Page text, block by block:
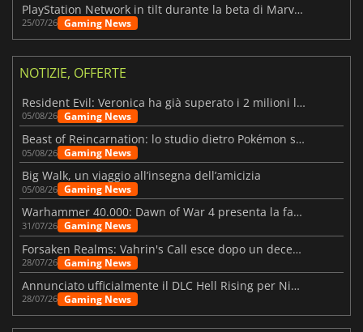
PlayStation Network in tilt durante la beta di Marvel Tōkon
25/07/26 Gaming News
NOTIZIE, OFFERTE
Resident Evil: Veronica ha già superato i 2 milioni liste dei desideri
05/08/26 Gaming News
Beast of Reincarnation: lo studio dietro Pokémon su una nuova strada
05/08/26 Gaming News
Big Walk, un viaggio all’insegna dell’amicizia
05/08/26 Gaming News
Warhammer 40.000: Dawn of War 4 presenta la fazione dei Necron
31/07/26 Gaming News
Forsaken Realms: Vahrin's Call esce dopo un decennio di sviluppo
28/07/26 Gaming News
Annunciato ufficialmente il DLC Hell Rising per Nioh 3
28/07/26 Gaming News